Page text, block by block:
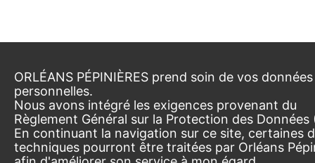
ORLÉANS PÉPINIÈRES prend soin de vos données
personnelles.
Nous avons intégré les exigences provenant du
Règlement Général sur la Protection des Données
En continuant la navigation sur ce site, certaines
techniques pourront être traitées par Orléans